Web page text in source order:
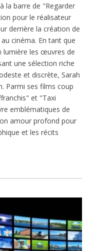
la barre de "Regarder
pour le réalisateur
derrière la création de
cinéma. En tant que
lumière les œuvres de
une sélection riche
et discrète, Sarah
Parmi ses films coup
et "Taxi
emblématiques de
amour profond pour
et les récits